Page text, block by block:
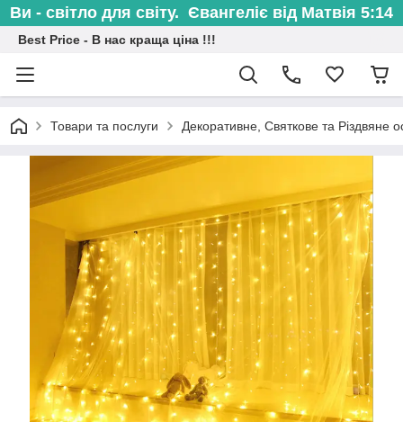
Ви - світло для світу. Євангеліє від Матвія 5:14
Best Price - В нас краща ціна !!!
Товари та послуги Декоративне, Святкове та Різдвяне